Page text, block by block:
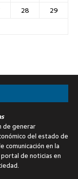
28
29
de generar
del estado de
comunicación en la
de noticias en